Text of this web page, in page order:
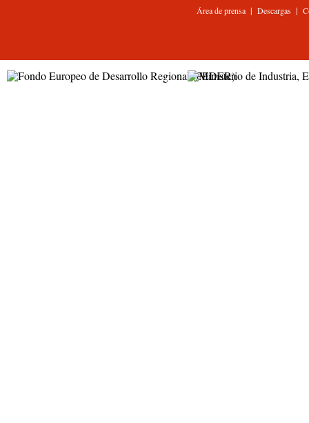
Área de prensa| Descargas|